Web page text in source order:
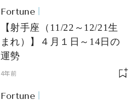
Fortune
【射手座（11/22～12/21生
まれ）】４月１日～14日の
運勢
4年前
Fortune